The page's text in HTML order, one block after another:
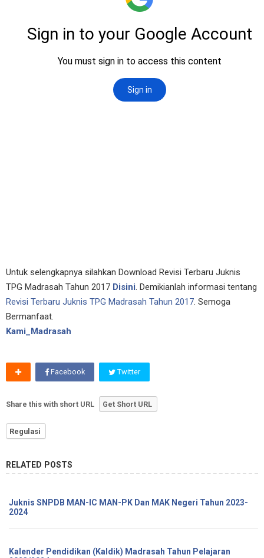
Untuk selengkapnya silahkan Download Revisi Terbaru Juknis
TPG Madrasah Tahun 2017 Disini. Demikianlah informasi tentang
Revisi Terbaru Juknis TPG Madrasah Tahun 2017. Semoga
Bermanfaat.
Kami_Madrasah
Facebook Twitter
Share this with short URL Get Short URL
Regulasi
RELATED POSTS
Juknis SNPDB MAN-IC MAN-PK Dan MAK Negeri Tahun 2023-
2024
Kalender Pendidikan (Kaldik) Madrasah Tahun Pelajaran